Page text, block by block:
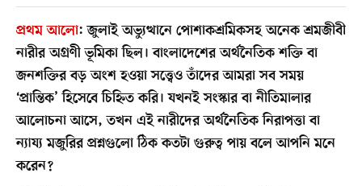
প্রথম আলো:জুলাই অভ্যুত্থানে পোশাকশ্রমিকসহ অনেক শ্রমজীবী
নারীর অগ্রণী ভূমিকা ছিল। বাংলাদেশের অর্থনৈতিক শক্তি বা
জনশক্তির বড় অংশ হওয়া সত্ত্বেও তাঁদের আমরা সব সময়
‘প্রান্তিক’ হিসেবে চিহ্নিত করি। যখনই সংস্কার বা নীতিমালার
আলোচনা আসে, তখন এই নারীদের অর্থনৈতিক নিরাপত্তা বা
ন্যায্য মজুরির প্রশ্নগুলো ঠিক কতটা গুরুত্ব পায় বলে আপনি মনে
করেন?